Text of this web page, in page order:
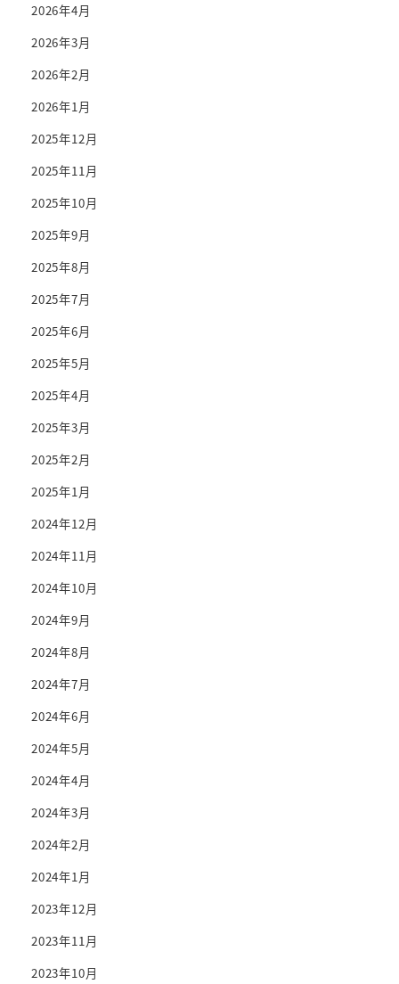
2026年4月
2026年3月
2026年2月
2026年1月
2025年12月
2025年11月
2025年10月
2025年9月
2025年8月
2025年7月
2025年6月
2025年5月
2025年4月
2025年3月
2025年2月
2025年1月
2024年12月
2024年11月
2024年10月
2024年9月
2024年8月
2024年7月
2024年6月
2024年5月
2024年4月
2024年3月
2024年2月
2024年1月
2023年12月
2023年11月
2023年10月